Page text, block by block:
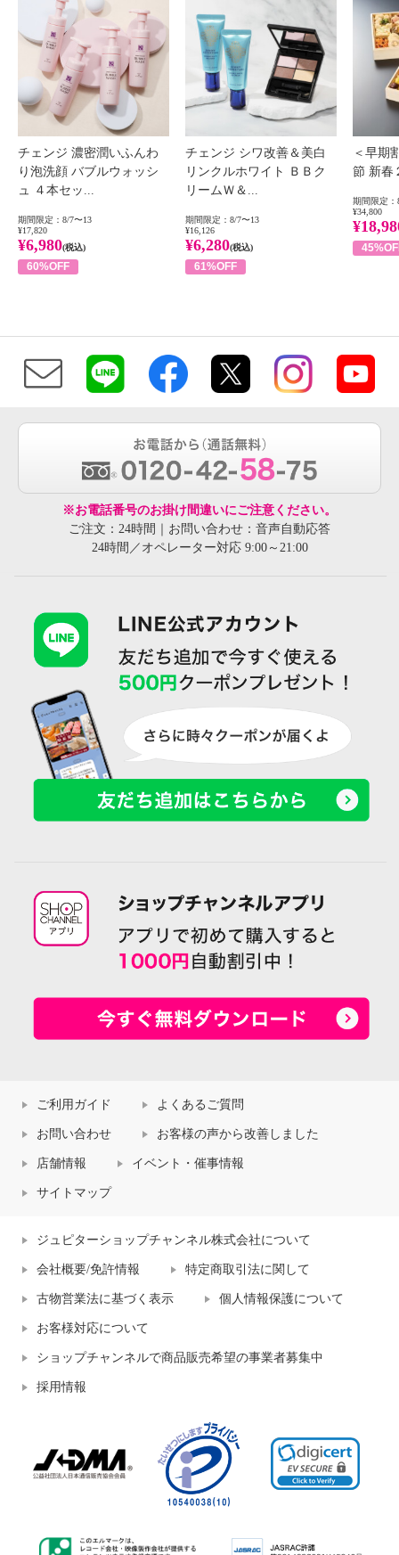
チェンジ 濃密潤いふんわ
り泡洗顔 バブルウォッシ
ュ ４本セッ...
期間限定：8/7〜13
¥17,820
¥6,980(税込)
60%OFF
チェンジ シワ改善＆美白
リンクルホワイト ＢＢク
リームＷ＆...
期間限定：8/7〜13
¥16,126
¥6,280(税込)
61%OFF
＜早期
節 新春
期間限定：
¥34,800
※お電話番号のお掛け間違いにご注意ください。
ご注文：24時間｜お問い合わせ：音声自動応答
24時間／オペレーター対応 9:00～21:00
ご利用ガイド よくあるご質問
お問い合わせ お客様の声から改善しました
店舗情報 イベント・催事情報
サイトマップ
ジュピターショップチャンネル株式会社について
会社概要/免許情報 特定商取引法に関して
古物営業法に基づく表示 個人情報保護について
お客様対応について
ショップチャンネルで商品販売希望の事業者募集中
採用情報